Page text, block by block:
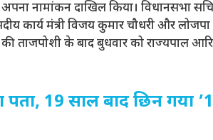
नामांकन दाखिल किया। विधानसभा
कार्य मंत्री विजय कुमार चौधरी और
ताजपोशी के बाद बुधवार को राज्यपाल
19 साल बाद छिन गया